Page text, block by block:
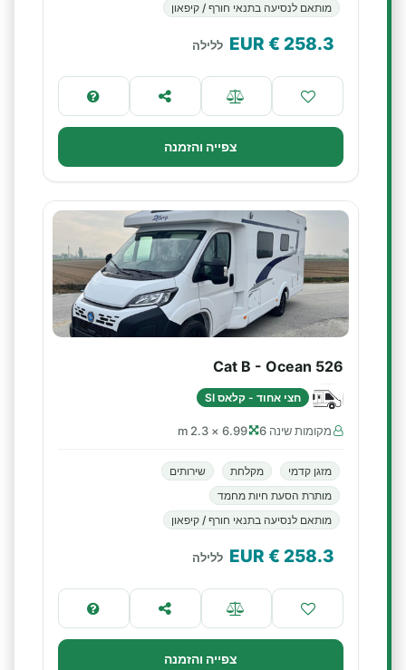
מותאם לנסיעה בתנאי חורף / קיפאון
258.3
€ EUR ללילה
צפייה והזמנה
Cat B - Ocean 526
חצי אחוד - קלאס SI
מקומות שינה 6 6.99 × 2.3 m
מזגן קדמי מקלחת
שירותים
מותרת הסעת חיות מחמד
מותאם לנסיעה בתנאי חורף / קיפאון
258.3
€ EUR ללילה
צפייה והזמנה